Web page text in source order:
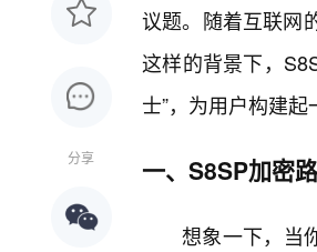
分享
议题。随着互联网
这样的背景下，
士”，为用户构建
一、S8SP加密
想象一下，当